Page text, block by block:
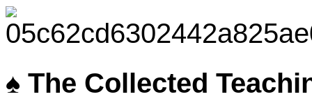
♠ The Collected